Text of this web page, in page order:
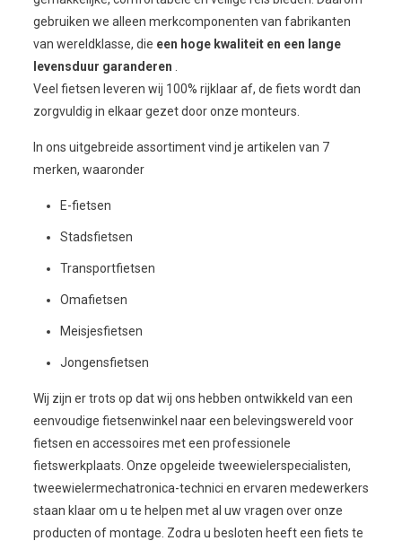
gebruiken we alleen merkcomponenten van fabrikanten
van wereldklasse, die een hoge kwaliteit en een lange
levensduur garanderen
Veel fietsen leveren wij 100% rijklaar af, de fiets wordt dan
zorgvuldig in elkaar gezet door onze monteurs.
In ons uitgebreide assortiment vind je artikelen van 7
merken, waaronder
E-fietsen
Stadsfietsen
Transportfietsen
Omafietsen
Meisjesfietsen
Jongensfietsen
Wij zijn er trots op dat wij ons hebben ontwikkeld van een
eenvoudige fietsenwinkel naar een belevingswereld voor
fietsen en accessoires met een professionele
fietswerkplaats. Onze opgeleide tweewielerspecialisten,
tweewielermechatronica-technici en ervaren medewerkers
staan ​​klaar om u te helpen met al uw vragen over onze
producten of montage. Zodra u besloten heeft een fiets te